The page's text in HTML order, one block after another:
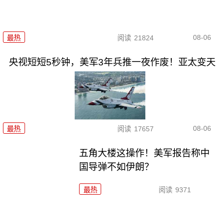
最热 阅读 21824 08-06
央视短短5秒钟，美军3年兵推一夜作废！亚太变天
最热 阅读 17657 08-06
五角大楼这操作！美军报告称中
国导弹不如伊朗？
最热 阅读 9371